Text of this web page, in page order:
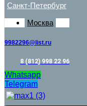
Санкт-Петербург
Москва
9982296@list.ru
8 (812) 998 22 96
Whatsapp
Telegram